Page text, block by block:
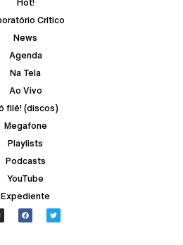
Hot!
Crítico
News
Agenda
Na Tela
Ao Vivo
filé! (discos)
Megafone
Playlists
Podcasts
YouTube
Expediente